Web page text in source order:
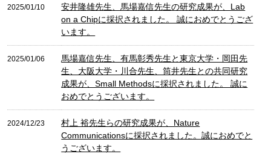
2025/01/10
安井隆雄先生、馬場嘉信先生の研究成果が、Lab
on a Chipに採択されました。 誠におめでとうござ
います。
2025/01/06
馬場嘉信先生、有馬彰秀先生と東京大学・岡田先
生、大阪大学・川合先生、筒井先生との共同研究
成果が、Small Methodsに採択されました。 誠に
おめでとうございます。
2024/12/23
村上 裕先生らの研究成果が、Nature
Communicationsに採択されました。誠におめでと
うございます。